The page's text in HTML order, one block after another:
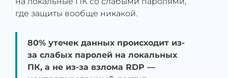
где защиты вообще никакой.
80% утечек данных происходит из-
за слабых паролей на локальных
ПК, а не из-за взлома RDP —